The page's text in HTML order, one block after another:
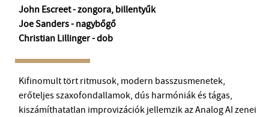
OPUS JAZZ CLUB
BMC RECORDS
John Escreet - zongora, billentyűk
Joe Sanders - nagybőgő
Christian Lillinger - dob
Kifinomult tört ritmusok, modern basszusmenetek,
erőteljes szaxofondallamok, dús harmóniák és tágas,
kiszámíthatatlan improvizációk jellemzik az Analog AI zenei